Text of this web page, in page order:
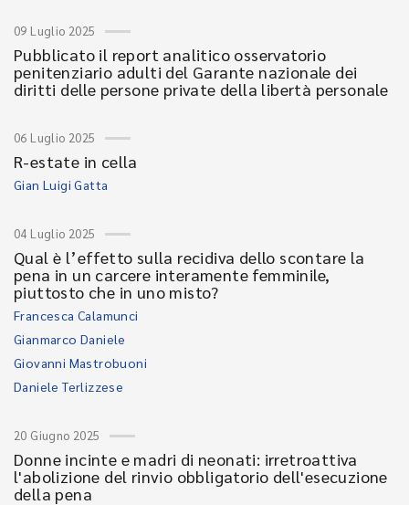
09 Luglio 2025
Pubblicato il report analitico osservatorio
penitenziario adulti del Garante nazionale dei
diritti delle persone private della libertà personale
06 Luglio 2025
R-estate in cella
Gian Luigi Gatta
04 Luglio 2025
Qual è l’effetto sulla recidiva dello scontare la
pena in un carcere interamente femminile,
piuttosto che in uno misto?
Francesca Calamunci
Gianmarco Daniele
Giovanni Mastrobuoni
Daniele Terlizzese
20 Giugno 2025
Donne incinte e madri di neonati: irretroattiva
l'abolizione del rinvio obbligatorio dell'esecuzione
della pena